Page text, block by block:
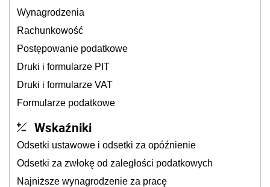
Wynagrodzenia
Rachunkowość
Postępowanie podatkowe
Druki i formularze PIT
Druki i formularze VAT
Formularze podatkowe
Wskaźniki
Odsetki ustawowe i odsetki za opóźnienie
Odsetki za zwłokę od zaległości podatkowych
Najniższe wynagrodzenie za pracę